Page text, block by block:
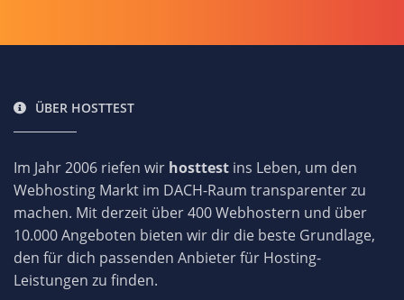
ÜBER HOSTTEST
Im Jahr 2006 riefen wir hosttest ins Leben, um den
Webhosting Markt im DACH-Raum transparenter zu
machen. Mit derzeit über 400 Webhostern und über
10.000 Angeboten bieten wir dir die beste Grundlage,
den für dich passenden Anbieter für Hosting-
Leistungen zu finden.